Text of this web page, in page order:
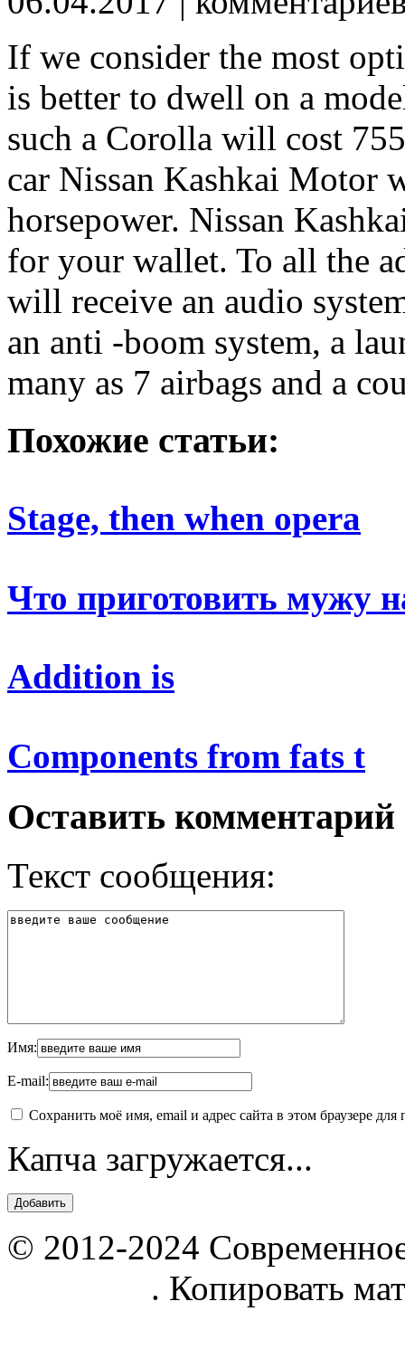
If we consider the most
is better to dwell on a
such a Corolla will cost
car Nissan Kashkai Motor
horsepower. Nissan
for your wallet. To all the
will receive an audio
an anti -boom system, a
many as 7 airbags and a
Похожие статьи:
Stage, then when opera
Что приготовить мужу
Addition is
Components from fats t
Оставить комментарий
Текст сообщения:
Имя:
E-mail:
Сохранить моё имя, email и адрес сайта в этом браузере
Капча загружается...
© 2012-2024
. Копировать